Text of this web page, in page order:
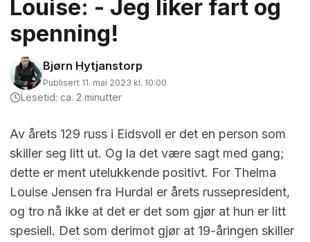
Louise: - Jeg liker fart og
spenning!
Bjørn Hytjanstorp
Publisert 11. mai 2023 kl. 10:00
Lesetid: ca. 2 minutter
Av årets 129 russ i Eidsvoll er det en person som
skiller seg litt ut. Og la det være sagt med gang;
dette er ment utelukkende positivt. For Thelma
Louise Jensen fra Hurdal er årets russepresident,
og tro nå ikke at det er det som gjør at hun er litt
spesiell. Det som derimot gjør at 19-åringen skiller